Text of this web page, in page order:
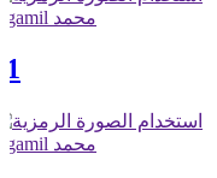
elgamil محمد
elgamil محمد